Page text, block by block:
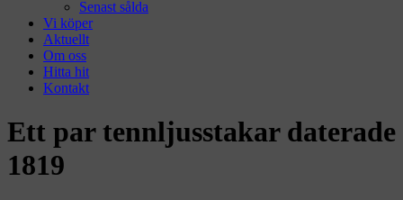
Senast sålda
Vi köper
Aktuellt
Om oss
Hitta hit
Kontakt
Ett par tennljusstakar daterade
1819